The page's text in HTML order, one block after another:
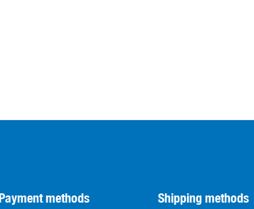
Payment methods Shipping methods